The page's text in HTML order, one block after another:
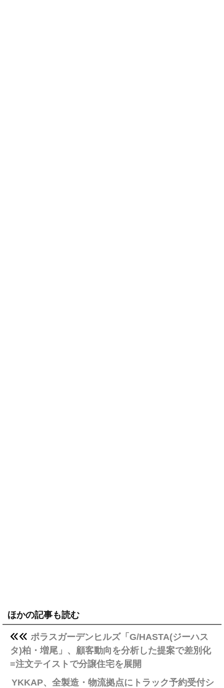
ほかの記事も読む
ポラスガーデンヒルズ「G/HASTA(ジーハス
タ)柏・増尾」、顧客動向を分析した提案で差別化
=注文テイストで分譲住宅を展開
YKKAP、全製造・物流拠点にトラック予約受付シ